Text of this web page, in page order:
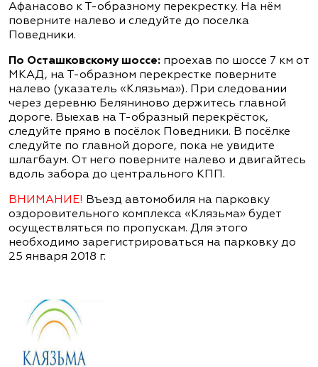
Афанасово к Т-образному перекрестку. На нём
поверните налево и следуйте до поселка
Поведники.
По Осташковскому шоссе: проехав по шоссе 7 км от
МКАД, на Т-образном перекрестке поверните
налево (указатель «Клязьма»). При следовании
через деревню Беляниново держитесь главной
дороге. Выехав на Т-образный перекрёсток,
следуйте прямо в посёлок Поведники. В посёлке
следуйте по главной дороге, пока не увидите
шлагбаум. От него поверните налево и двигайтесь
вдоль забора до центрального КПП.
ВНИМАНИЕ! Въезд автомобиля на парковку
оздоровительного комплекса «Клязьма» будет
осуществляться по пропускам. Для этого
необходимо зарегистрироваться на парковку до
25 января 2018 г.